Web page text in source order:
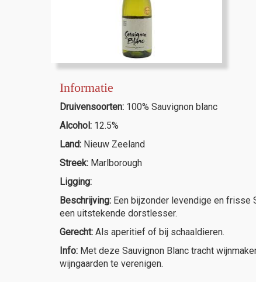
Informatie
Druivensoorten: 100% Sauvignon blanc
Alcohol: 12.5%
Land: Nieuw Zeeland
Streek: Marlborough
Ligging:
Beschrijving: Een bijzonder levendige en frisse
een uitstekende dorstlesser.
Gerecht: Als aperitief of bij schaaldieren.
Info: Met deze Sauvignon Blanc tracht
wijngaarden te verenigen.